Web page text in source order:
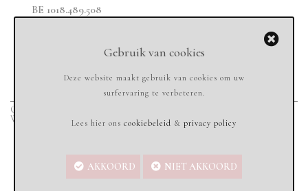
BE 1018.489.508
Copyright © 2020
Webdesign & Marketing
Gebruik van cookies
Deze website maakt gebruik van cookies om uw
surfervaring te verbeteren.
Lees hier ons cookiebeleid & privacy policy
AKKOORD NIET AKKOORD